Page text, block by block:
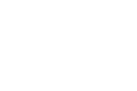
35 mujeres asesinadas por
España en este 2026: Andalucía y